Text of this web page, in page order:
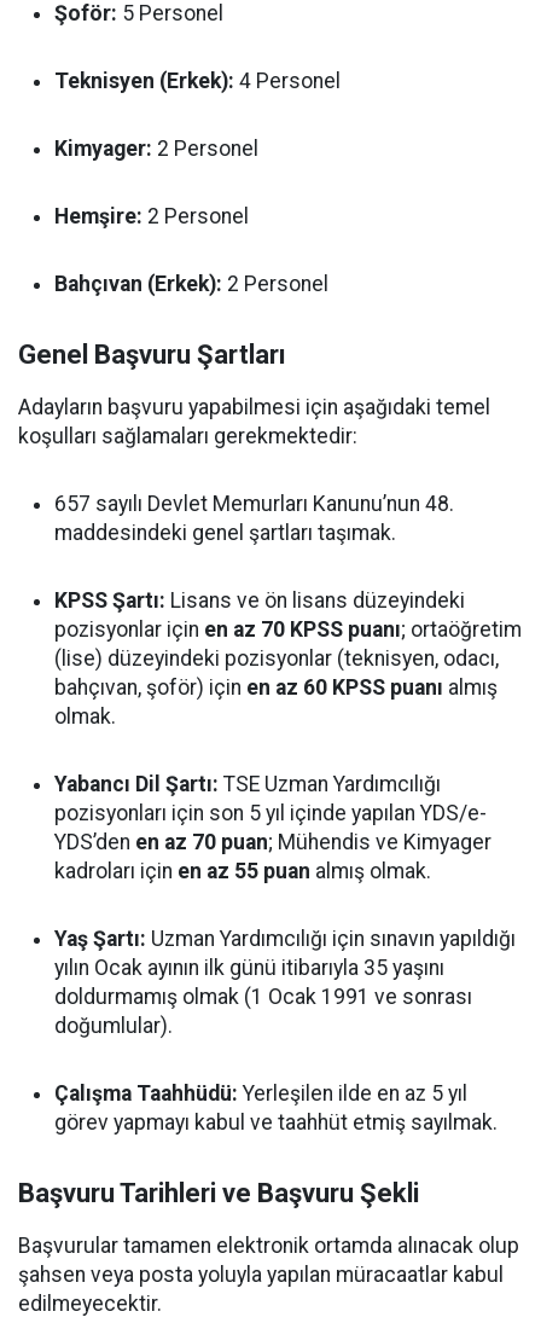
Şoför: 5 Personel
Teknisyen (Erkek): 4 Personel
Kimyager: 2 Personel
Hemşire: 2 Personel
Bahçıvan (Erkek): 2 Personel
Genel Başvuru Şartları
Adayların başvuru yapabilmesi için aşağıdaki temel
koşulları sağlamaları gerekmektedir:
657 sayılı Devlet Memurları Kanunu’nun 48.
maddesindeki genel şartları taşımak.
KPSS Şartı: Lisans ve ön lisans düzeyindeki
pozisyonlar için en az 70 KPSS puanı; ortaöğretim
(lise) düzeyindeki pozisyonlar (teknisyen, odacı,
bahçıvan, şoför) için en az 60 KPSS puanı almış
olmak.
Yabancı Dil Şartı: TSE Uzman Yardımcılığı
pozisyonları için son 5 yıl içinde yapılan YDS/e-
YDS’den en az 70 puan; Mühendis ve Kimyager
kadroları için en az 55 puan almış olmak.
Yaş Şartı: Uzman Yardımcılığı için sınavın yapıldığı
yılın Ocak ayının ilk günü itibarıyla 35 yaşını
doldurmamış olmak (1 Ocak 1991 ve sonrası
doğumlular).
Çalışma Taahhüdü: Yerleşilen ilde en az 5 yıl
görev yapmayı kabul ve taahhüt etmiş sayılmak.
Başvuru Tarihleri ve Başvuru Şekli
Başvurular tamamen elektronik ortamda alınacak olup
şahsen veya posta yoluyla yapılan müracaatlar kabul
edilmeyecektir.